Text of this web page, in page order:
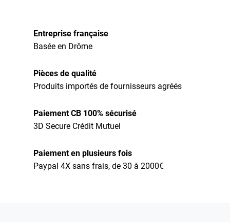
Entreprise française
Basée en Drôme
Pièces de qualité
Produits importés de fournisseurs agréés
Paiement CB 100% sécurisé
3D Secure Crédit Mutuel
Paiement en plusieurs fois
Paypal 4X sans frais, de 30 à 2000€